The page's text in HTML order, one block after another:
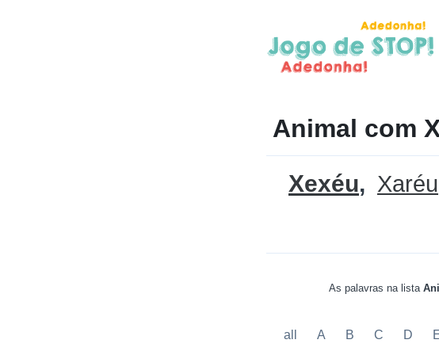
Animal com
Xexéu Xaréu
As palavras na lista
all A B C D